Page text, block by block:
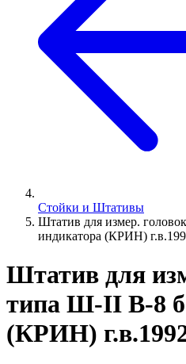
Стойки и Штативы
Штатив для измер.
индикатора (КРИН)
Штатив для
типа Ш-II В-8
(КРИН)